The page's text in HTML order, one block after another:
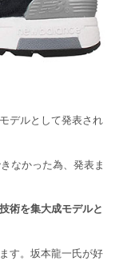
デルとして発表され
なかった為、発表ま
術を集大成モデルと
す。坂本龍一氏が好